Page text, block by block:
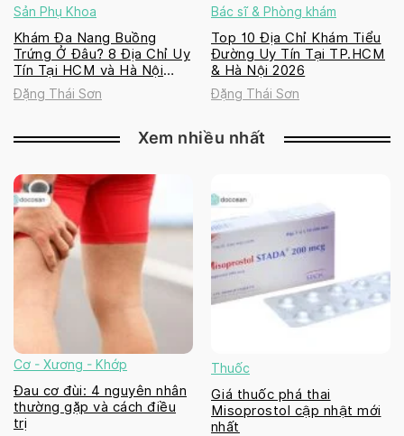
Sản Phụ Khoa
Khám Đa Nang Buồng
Trứng Ở Đâu? 8 Địa Chỉ Uy
Tín Tại HCM và Hà Nội
2026
Đặng Thái Sơn
Bác sĩ & Phòng khám
Top 10 Địa Chỉ Khám Tiểu
Đường Uy Tín Tại TP.HCM
& Hà Nội 2026
Đặng Thái Sơn
Xem nhiều nhất
Cơ - Xương - Khớp
Đau cơ đùi: 4 nguyên nhân
thường gặp và cách điều
trị
Thuốc
Giá thuốc phá thai
Misoprostol cập nhật mới
nhất